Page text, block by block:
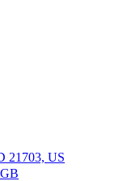
21703, US